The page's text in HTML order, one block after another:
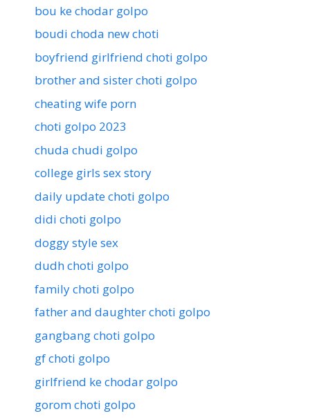
bou ke chodar golpo
boudi choda new choti
boyfriend girlfriend choti golpo
brother and sister choti golpo
cheating wife porn
choti golpo 2023
chuda chudi golpo
college girls sex story
daily update choti golpo
didi choti golpo
doggy style sex
dudh choti golpo
family choti golpo
father and daughter choti golpo
gangbang choti golpo
gf choti golpo
girlfriend ke chodar golpo
gorom choti golpo